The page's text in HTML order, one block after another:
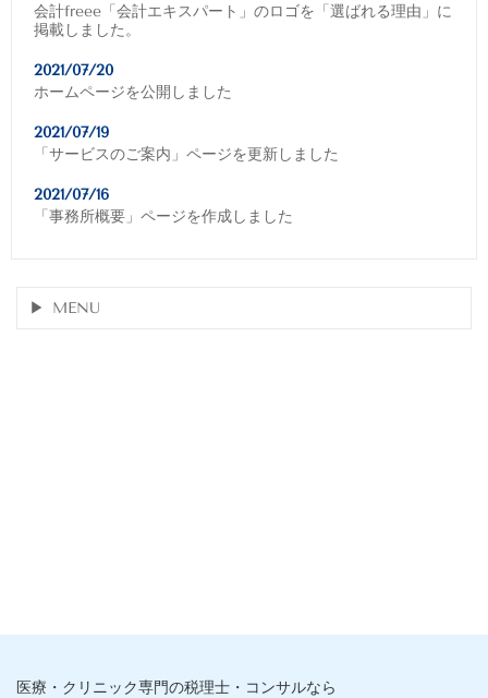
会計freee「会計エキスパート」のロゴを「選ばれる理由」に
掲載しました。
2021/07/20
ホームページを公開しました
2021/07/19
「サービスのご案内」ページを更新しました
2021/07/16
「事務所概要」ページを作成しました
MENU
医療・クリニック専門の税理士・コンサルなら